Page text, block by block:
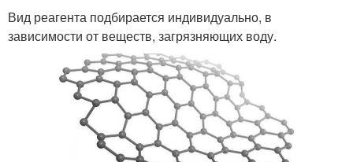
Вид реагента подбирается индивидуально, в
зависимости от веществ, загрязняющих воду.